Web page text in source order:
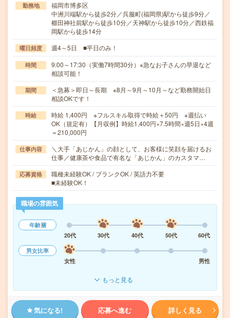
勤務地
福岡市博多区
中洲川端駅から徒歩2分／呉服町(福岡県)駅から徒歩9分／
櫛田神社前駅から徒歩10分／天神駅から徒歩10分／西鉄福
岡駅から徒歩14分
曜日頻度 週4～5日 ■平日のみ！
時間
9:00～17:30（実働7時間30分）※急なお子さんの早退など
相談可能！
期間
＜急募＞即日～長期 ※8月～9月～10月～など勤務開始日
相談OKです！
時給
時給 1,400円 ※フルスキル取得で時給＋50円 ※週払い
OK（規定有）【月収例】時給1,400円×7.5時間×週5日×4週
＝210,000円
仕事内容
＼大手「あじかん」の顔として、お客様に笑顔を届けるお
仕事／健康茶や食品で有名な「あじかん」のカスタマ…
応募資格
職種未経験OK / ブランクOK / 英語力不要
■未経験OK！
職場の雰囲気
年齢層
20代
30代 40代 50代
60代
男女比率
女性
男性
もっと見る
気になる! 応募へ進む 詳しく見る